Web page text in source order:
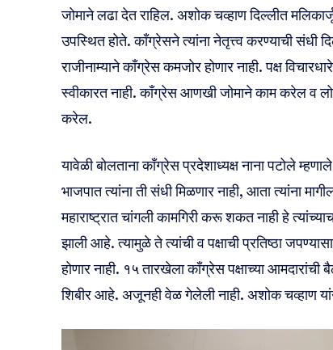
जोमाने लढा देत राहिल. अशोक चव्हाण दिल्लीत
उपस्थित होते. काँग्रेसने त्यांना नेतृत्त्व करण्याची संधी
राजीनाम्याने काँग्रेस कमजोर होणार नाही. पक्ष
स्वीकारत नाही. काँग्रेस आणखी जोमाने काम करेल व
करेल.
यावेळी बोलताना काँग्रेस प्रदेशाध्यक्ष नाना पटोले
भाजपात त्यांना ती संधी मिळणार नाही, आता त्यांना
महाराष्ट्रात चांगली कामगिरी करू शकत नाही हे
झाली आहे. त्यामुळे ते त्यांची व पक्षाची प्रतिष्ठा
होणार नाही. १५ तारखेला काँग्रेस पक्षाच्या
शिबीर आहे. अजूनही वेळ गेलेली नाही. अशोक चव्हाण यांनी